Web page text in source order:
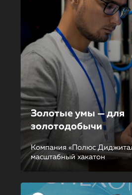
Золотые умы — для
золотодобычи
Компания «Полюс
масштабный хакатон